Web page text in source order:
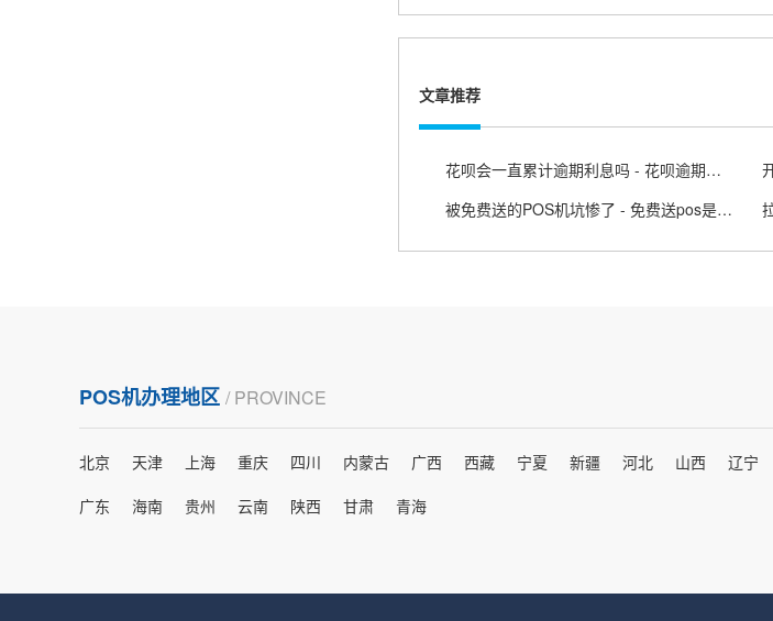
快，机器很正规，值得推荐，客服讲解很仔细，
很满意！
严先生 广西南宁
文章推荐
花呗会一直累计逾期利息吗 - 花呗逾期会永久关闭吗
被免费送的POS机坑惨了 - 免费送pos是什么意思
POS机办理地区 / PROVINCE
北京 天津 上海 重庆 四川 内蒙古 广西 西藏 宁夏 新疆 河北 山西 辽宁
广东
海南 贵州 云南 陕西 甘肃 青海